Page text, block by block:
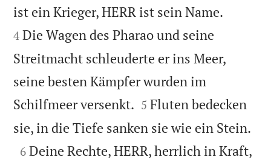
ist ein Krieger, HERR ist sein Name.
4 Die Wagen des Pharao und seine
Streitmacht schleuderte er ins Meer,
seine besten Kämpfer wurden im
Schilfmeer versenkt. 

5 Fluten bedecken
sie, in die Tiefe sanken sie wie ein Stein.

6 Deine Rechte, HERR, herrlich in Kraft,